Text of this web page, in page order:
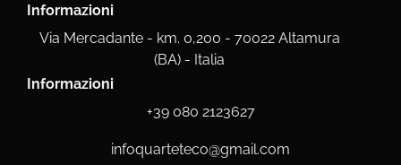
Informazioni
Via Mercadante - km. 0,200 - 70022 Altamura
(BA) - Italia
Informazioni
+39 080 2123627
infoquarteteco@gmail.com